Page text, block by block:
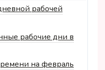
рабочей
рабочие дни в
на февраль